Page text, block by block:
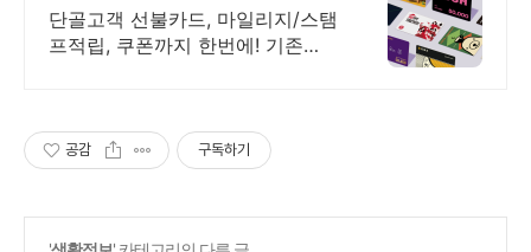
매출상승 비결!
단골고객 선불카드, 마일리지/스탬
프적립, 쿠폰까지 한번에! 기존
공감 구독하기